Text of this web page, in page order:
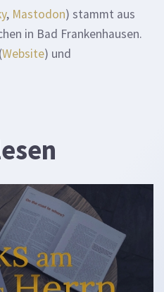
, Mastodon) stammt aus
in Bad Frankenhausen.
Website) und